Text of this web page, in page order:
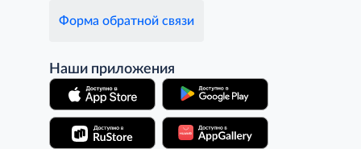
Форма обратной связи
Наши приложения